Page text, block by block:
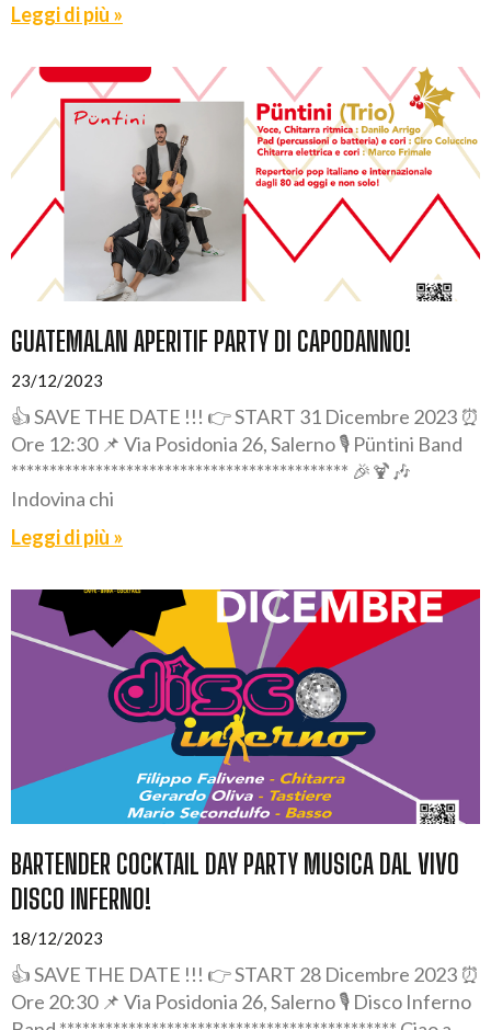
Leggi di più »
GUATEMALAN APERITIF PARTY DI CAPODANNO!
23/12/2023
👍 SAVE THE DATE !!! 👉 START 31 Dicembre 2023 ⏰
Ore 12:30 📌 Via Posidonia 26, Salerno 🎙️ Püntini Band
******************************************** 🎉🍹🎶
Indovina chi
Leggi di più »
BARTENDER COCKTAIL DAY PARTY MUSICA DAL VIVO
DISCO INFERNO!
18/12/2023
👍 SAVE THE DATE !!! 👉 START 28 Dicembre 2023 ⏰
Ore 20:30 📌 Via Posidonia 26, Salerno 🎙️ Disco Inferno